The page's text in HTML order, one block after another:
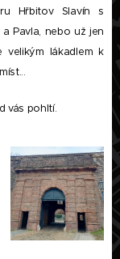
Hřbitov Slavín s
Pavla, nebo už jen
velikým lákadlem k
vás pohltí.